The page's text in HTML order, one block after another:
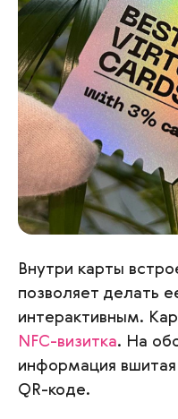
Внутри карты
позволяет делать
интерактивным.
NFC-визитка. На
информация
QR-коде.